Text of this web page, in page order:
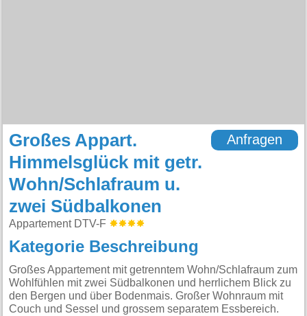
Großes Appart.
Himmelsglück mit getr.
Wohn/Schlafraum u.
zwei Südbalkonen
Appartement DTV-F
Anfragen
Kategorie Beschreibung
Großes Appartement mit getrenntem Wohn/Schlafraum zum
Wohlfühlen mit zwei Südbalkonen und herrlichem Blick zu
den Bergen und über Bodenmais. Großer Wohnraum mit
Couch und Sessel und grossem separatem Essbereich.